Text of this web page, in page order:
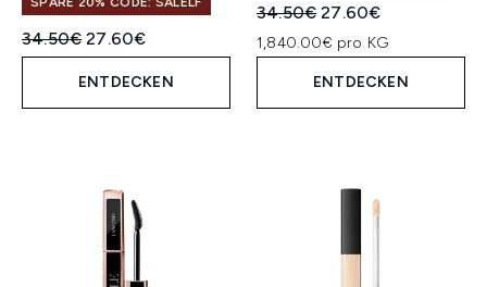
Unverbindliche Preisempfehlung:
34.50€Aktueller Preis:
27.60€
ENTDECKEN
Unverbindliche
34.50€Aktueller Preis:
27.60€
1,840.00€ pro KG
ENTDECKEN